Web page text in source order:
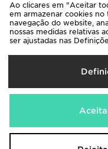
Aceitamos os
Visita a nossa
Ao clicares em "Aceitar
em armazenar cookies
navegação do website,
nossas medidas relativas
ser ajustadas nas